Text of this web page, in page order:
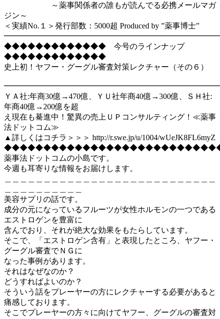
～薬事関係者の誰もが読んでる必携メールマガ
ジン～
＜実績No.１＞発行部数：5000超 Produced by ”薬事博士”
◆◆◆◆◆◆◆◆◆◆◆◆◆ 今号のラインナップ
◆◆◆◆◆◆◆◆◆◆◆◆◆
史上初！ヤフー・グーグル審査対策レクチャー（その６）
ＹＡ社:年商30億→470億、ＹＵ社年商40億→300億、ＳＨ社:
年商40億→200億を超
え現在も驀進中！驚異の売上ＵＰコンサルティング！≪薬事
法ドットコム≫
▲詳しくはコチラ＞＞＞ http://r.swe.jp/u/1004/wUeJK8FL6myZ
薬事法ドットコムの小島です。
今週も耳寄りな情報をお届けします。
美容サプリの話です。
成分の元になっているフルーツが女性ホルモンの一つである
エストロゲンを豊富に
含んでおり、それが絶大な効果をもたらしています。
そこで、「エストロゲン含有」と表現したところ、ヤフー・
グーグル審査でＮＧに
なった事例があります。
それはなぜなのか？
どうすればよいのか？
そういう話をプレーヤーの方にレクチャーする必要があると
痛感しております。
そこでプレーヤーの方々に向けてヤフー、グーグルの審査対